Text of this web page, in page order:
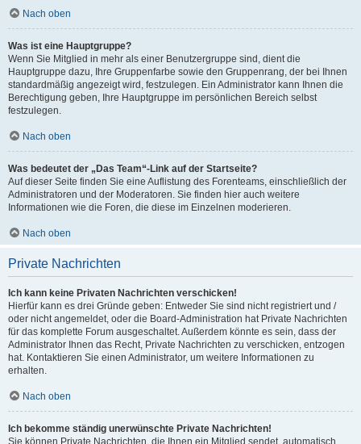
Nach oben
Was ist eine Hauptgruppe?
Wenn Sie Mitglied in mehr als einer Benutzergruppe sind, dient die
Hauptgruppe dazu, Ihre Gruppenfarbe sowie den Gruppenrang, der bei Ihnen
standardmäßig angezeigt wird, festzulegen. Ein Administrator kann Ihnen die
Berechtigung geben, Ihre Hauptgruppe im persönlichen Bereich selbst
festzulegen.
Nach oben
Was bedeutet der „Das Team“-Link auf der Startseite?
Auf dieser Seite finden Sie eine Auflistung des Forenteams, einschließlich der
Administratoren und der Moderatoren. Sie finden hier auch weitere
Informationen wie die Foren, die diese im Einzelnen moderieren.
Nach oben
Private Nachrichten
Ich kann keine Privaten Nachrichten verschicken!
Hierfür kann es drei Gründe geben: Entweder Sie sind nicht registriert und /
oder nicht angemeldet, oder die Board-Administration hat Private Nachrichten
für das komplette Forum ausgeschaltet. Außerdem könnte es sein, dass der
Administrator Ihnen das Recht, Private Nachrichten zu verschicken, entzogen
hat. Kontaktieren Sie einen Administrator, um weitere Informationen zu
erhalten.
Nach oben
Ich bekomme ständig unerwünschte Private Nachrichten!
Sie können Private Nachrichten, die Ihnen ein Mitglied sendet, automatisch